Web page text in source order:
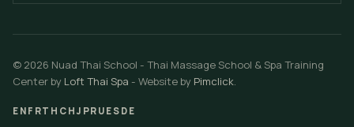
© 2026 Nuad Thai School - Thai Massage School & Spa Training
Center by Loft Thai Spa - Website by Pimclick
EN FRTH CHJPRU ES DE